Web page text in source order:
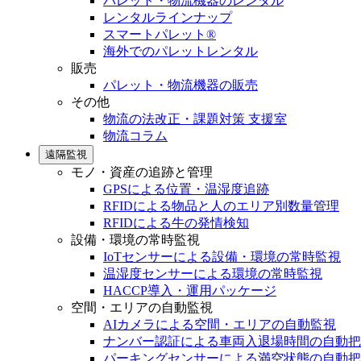
レンタルラインナップ
スマートパレット®
海外でのパレットレンタル
販売
パレット・物流機器の販売
その他
物流の法改正・課題対策 支援室
物流コラム
遠隔監視
モノ・資産の追跡と管理
GPSによる位置・温湿度追跡
RFIDによる物品と人のエリア別数量管理
RFIDによる牛の発情検知
設備・環境の常時監視
IoTセンサーによる設備・環境の常時監視
温湿度センサーによる環境の常時監視
HACCP導入・運用パッケージ
空間・エリアの自動監視
AIカメラによる空間・エリアの自動監視
ナンバー認証による車両入退場時間の自動